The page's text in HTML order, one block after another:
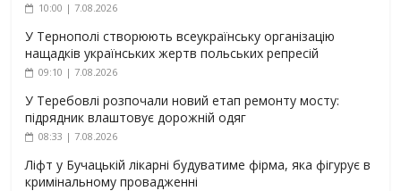
10:00 | 7.08.2026
У Тернополі створюють всеукраїнську організацію
нащадків українських жертв польських репресій
09:10 | 7.08.2026
У Теребовлі розпочали новий етап ремонту мосту:
підрядник влаштовує дорожній одяг
08:33 | 7.08.2026
Ліфт у Бучацькій лікарні будуватиме фірма, яка фігурує в
кримінальному провадженні